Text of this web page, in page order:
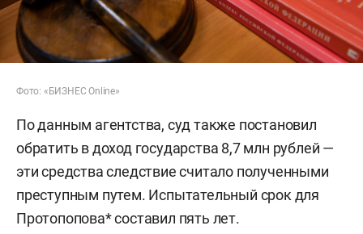
Фото: «БИЗНЕС Online»
По данным агентства, суд также постановил
обратить в доход государства 8,7 млн рублей —
эти средства следствие считало полученными
преступным путем. Испытательный срок для
Протопопова* составил пять лет.